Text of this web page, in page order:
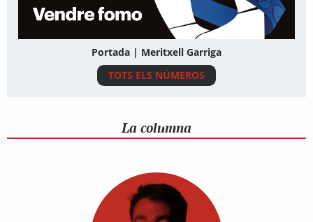
Portada | Meritxell Garriga
TOTS ELS NÚMEROS
La columna